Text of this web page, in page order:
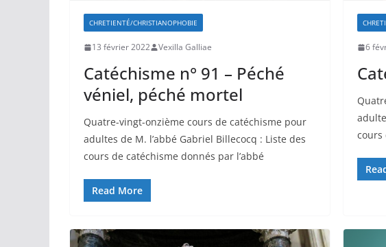
CHRETIENTÉ/CHRISTIANOPHOBIE
13 février 2022 Vexilla Galliae
Catéchisme n° 91 – Péché
véniel, péché mortel
Quatre-vingt-onzième cours de catéchisme pour
adultes de M. l’abbé Gabriel Billecocq : Liste des
cours de catéchisme donnés par l’abbé
Read More
6
cours